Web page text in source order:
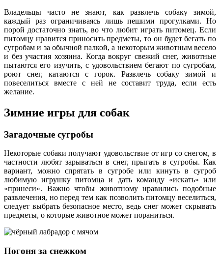
Владельцы часто не знают, как развлечь собаку зимой,
каждый раз ограничиваясь лишь пешими прогулками. Но
порой достаточно знать, во что любит играть питомец. Если
питомцу нравится приносить предметы, то он будет бегать по
сугробам и за обычной палкой, а некоторым животным весело
и без участия хозяина. Когда вокруг свежий снег, животные
пытаются его изучить, с удовольствием бегают по сугробам,
роют снег, катаются с горок. Развлечь собаку зимой и
повеселиться вместе с ней не составит труда, если есть
желание.
Зимние игры для собак
Загадочные сугробы
Некоторые собаки получают удовольствие от игр со снегом, в
частности любят зарываться в снег, прыгать в сугробы. Как
вариант, можно спрятать в сугробе или кинуть в сугроб
любимую игрушку питомца и дать команду «искать» или
«принеси». Важно чтобы животному нравились подобные
развлечения, но перед тем как позволить питомцу веселиться,
следует выбрать безопасное место, ведь снег может скрывать
предметы, о которые животное может пораниться.
Погоня за снежком